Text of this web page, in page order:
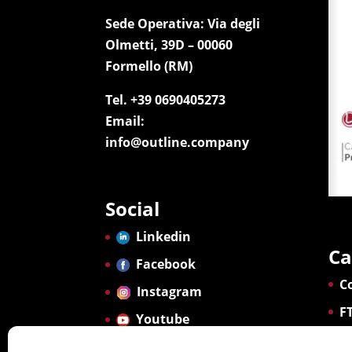
Sede Operativa: Via degli
Olmetti, 39D – 00060
Formello (RM)
Tel. +39 0690405273
Email:
info@outline.company
Social
Linkedin
Facebook
Instagram
Youtube